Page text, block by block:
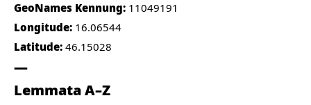
GeoNames Kennung: 11049191
Longitude: 16.06544
Latitude: 46.15028
Lemmata A–Z